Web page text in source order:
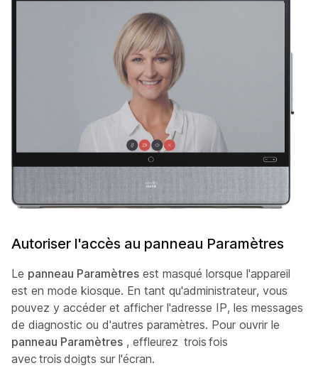
Autoriser l'accès au panneau Paramètres
Le panneau Paramètres est masqué lorsque l'appareil
est en mode kiosque. En tant qu'administrateur, vous
pouvez y accéder et afficher l'adresse IP, les messages
de diagnostic ou d'autres paramètres. Pour ouvrir le
panneau Paramètres , effleurez trois fois
avec trois doigts sur l'écran.